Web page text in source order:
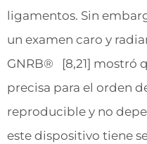
ligamentos. Sin
un examen caro y
GNRB® [8,21] mostró
precisa para el orden
reproducible y no
este dispositivo tiene